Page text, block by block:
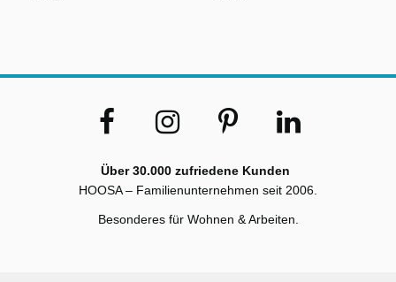
Über 30.000 zufriedene Kunden
HOOSA – Familienunternehmen seit 2006.
Besonderes für Wohnen & Arbeiten.